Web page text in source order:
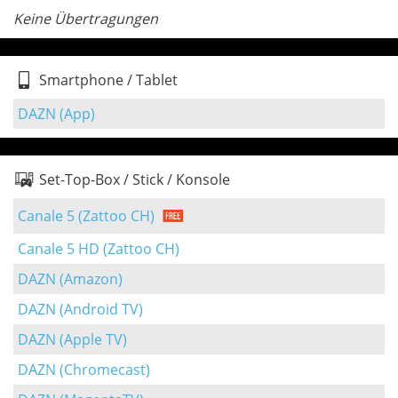
Keine Übertragungen
Smartphone / Tablet
DAZN (App)
Set-Top-Box / Stick / Konsole
Canale 5 (Zattoo CH)
Canale 5 HD (Zattoo CH)
DAZN (Amazon)
DAZN (Android TV)
DAZN (Apple TV)
DAZN (Chromecast)